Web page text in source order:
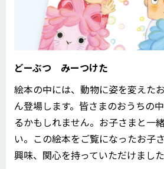
どーぶつ みーつけた
絵本の中には、動物に姿を変えた
ん登場します。皆さまのおうちの
るかもしれません。お子さまと一
い。この絵本をご覧になったお子
興味、関心を持っていただけました